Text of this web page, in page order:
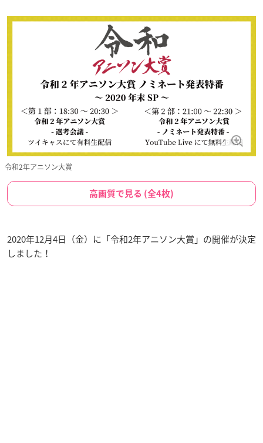
令和2年アニソン大賞
高画質で見る (全4枚)
2020年12月4日（金）に「令和2年アニソン大賞」の開催が決定
しました！